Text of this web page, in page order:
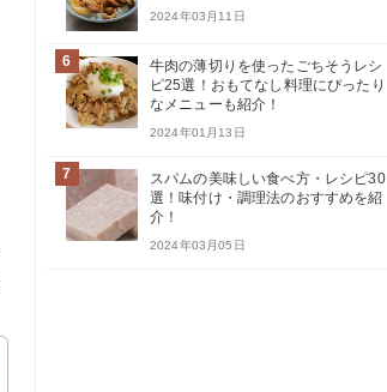
2024年03月11日
6
牛肉の薄切りを使ったごちそうレシ
ピ25選！おもてなし料理にぴったり
なメニューも紹介！
2024年01月13日
7
スパムの美味しい食べ方・レシピ30
選！味付け・調理法のおすすめを紹
介！
2024年03月05日